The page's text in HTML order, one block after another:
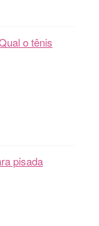
o tênis
pisada